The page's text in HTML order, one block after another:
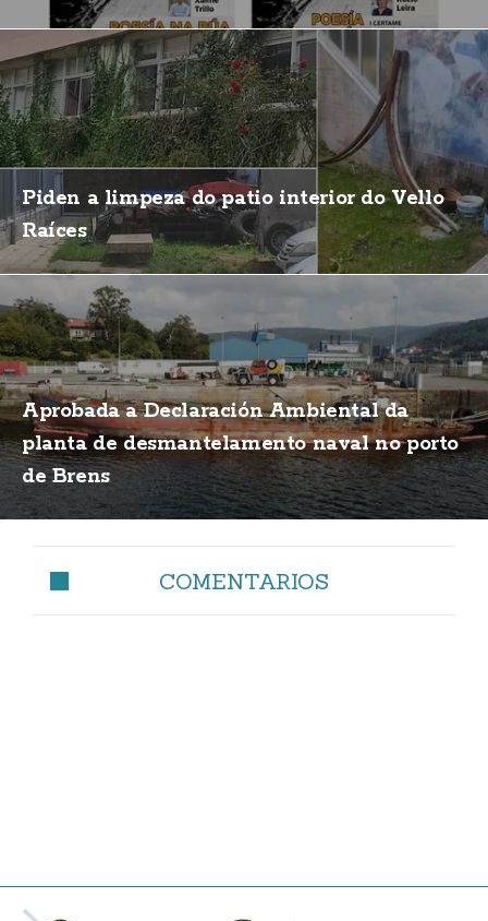
Piden a limpeza do patio interior do Vello
Raíces
Aprobada a Declaración Ambiental da
planta de desmantelamento naval no porto
de Brens
COMENTARIOS